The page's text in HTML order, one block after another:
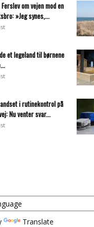
om vejen mod en
»Jeg synes,...
et legeland til børnene
i rutinekontrol på
Nu venter svar...
Translate